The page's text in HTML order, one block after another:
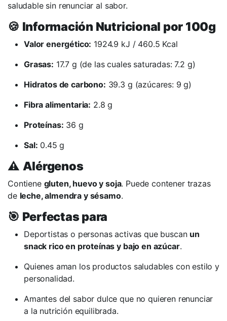
saludable sin renunciar al sabor.
🍪 Información Nutricional por 100g
Valor energético: 1924.9 kJ / 460.5 Kcal
Grasas: 17.7 g (de las cuales saturadas: 7.2 g)
Hidratos de carbono: 39.3 g (azúcares: 9 g)
Fibra alimentaria: 2.8 g
Proteínas: 36 g
Sal: 0.45 g
⚠️ Alérgenos
Contiene gluten, huevo y soja. Puede contener trazas
de leche, almendra y sésamo.
🎯 Perfectas para
Deportistas o personas activas que buscan un
snack rico en proteínas y bajo en azúcar.
Quienes aman los productos saludables con estilo y
personalidad.
Amantes del sabor dulce que no quieren renunciar
a la nutrición equilibrada.